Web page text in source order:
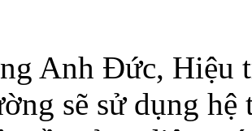
Anh Đức, Hiệu
sẽ sử dụng